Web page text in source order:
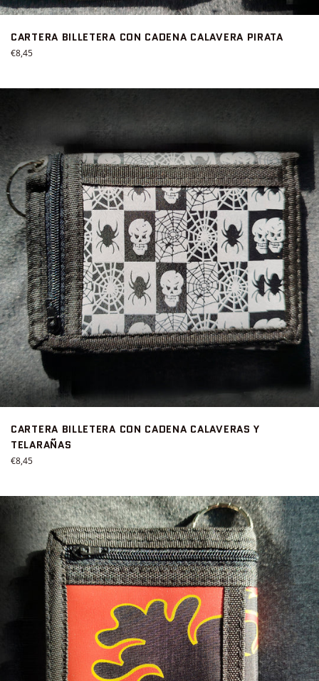
CARTERA BILLETERA CON CADENA CALAVERA PIRATA
Precio
€8,45
CARTERA BILLETERA CON CADENA CALAVERAS Y
TELARAÑAS
Precio
€8,45